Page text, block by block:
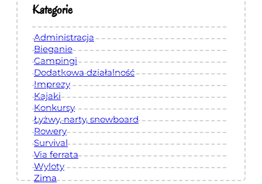
z
ż
y
i
a
c
h
Kategorie
Administracja
Bieganie
Campingi
Dodatkowa działalność
Imprezy
Kajaki
Konkursy
Łyżwy, narty, snowboard
Rowery
Survival
Via ferrata
Wyloty
Zima